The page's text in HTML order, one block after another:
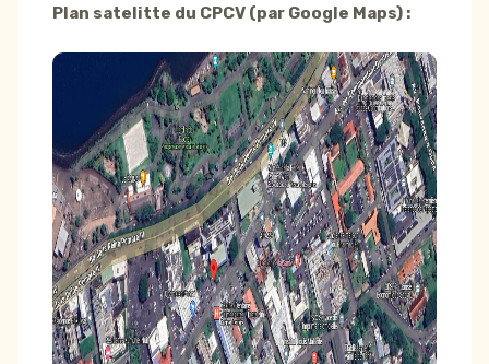
Plan satelitte du CPCV (par Google Maps) :